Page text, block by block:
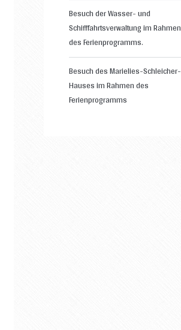
Besuch der Wasser- und
Schifffahrtsverwaltung im Rahmen
des Ferienprogramms.
Besuch des Marielies-Schleicher-
Hauses im Rahmen des
Ferienprogramms